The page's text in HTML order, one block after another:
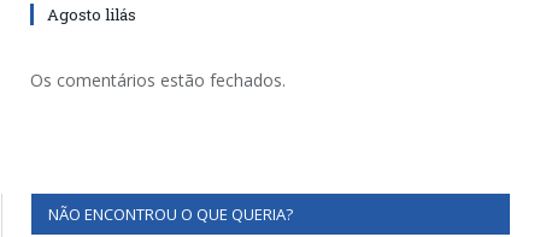
Agosto lilás
Os comentários estão fechados.
NÃO ENCONTROU O QUE QUERIA?